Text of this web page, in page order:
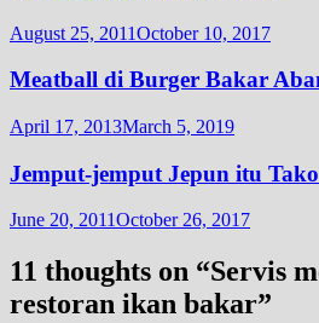
August 25, 2011October 10, 2017
Meatball di Burger Bakar
April 17, 2013March 5, 2019
Jemput-jemput Jepun itu
June 20, 2011October 26, 2017
11 thoughts on “Servis
restoran ikan bakar”